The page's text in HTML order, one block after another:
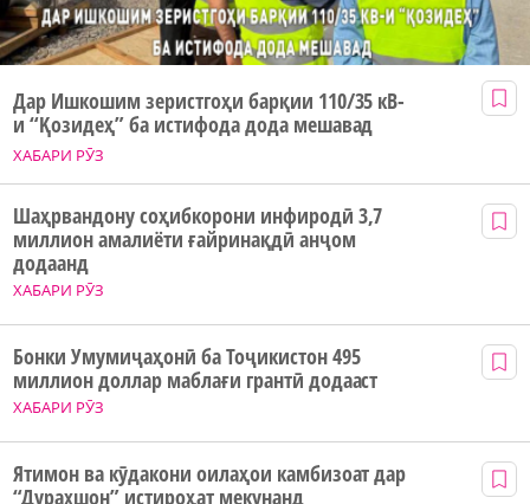
ХАБАРИ РӮЗ
Дар Ишкошим зеристгоҳи барқии 110/35 кВ-
и “Қозидеҳ” ба истифода дода мешавад
ХАБАРИ РӮЗ
Шаҳрвандону соҳибкорони инфиродӣ 3,7
миллион амалиёти ғайринақдӣ анҷом
додаанд
ХАБАРИ РӮЗ
Бонки Умумиҷаҳонӣ ба Тоҷикистон 495
миллион доллар маблағи грантӣ додааст
Ятимон ва кӯдакони оилаҳои камбизоат дар
“Дурахшон” истироҳат мекунанд